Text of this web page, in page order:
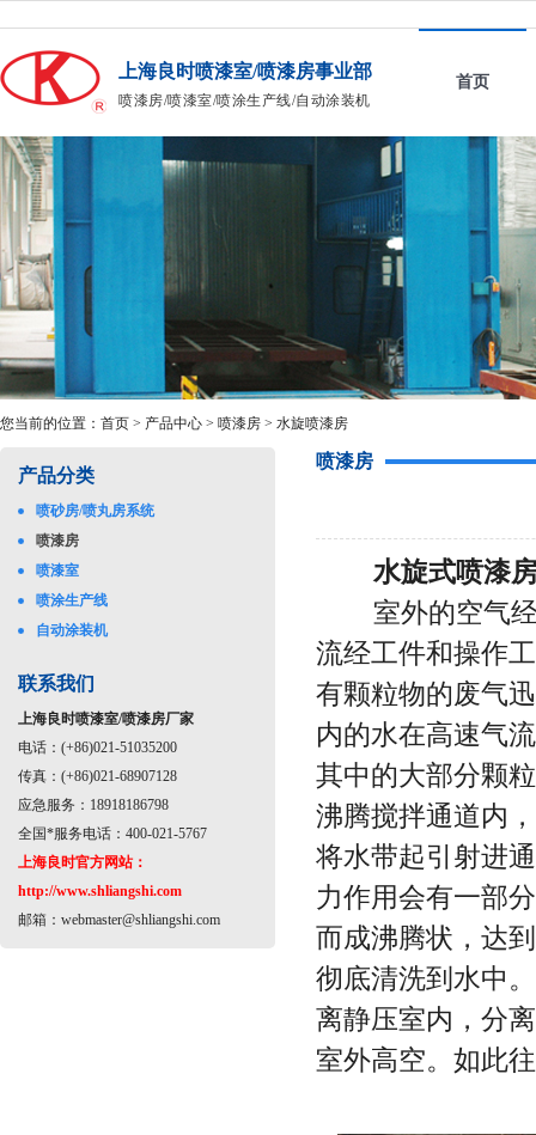
上海良时喷漆室/喷漆房事业部
喷漆房/喷漆室/喷涂生产线/自动涂装机
首页
您当前的位置： 首页 > 产品中心 > 喷漆房 > 水旋喷漆房
产品分类
喷砂房/喷丸房系统
喷漆房
喷漆室
喷涂生产线
自动涂装机
联系我们
上海良时喷漆室/喷漆房厂家
电话：(+86)021-51035200
传真：(+86)021-68907128
应急服务：18918186798
全国*服务电话：400-021-5767
上海良时官方网站：
http://www.shliangshi.com
邮箱： webmaster@shliangshi.com
喷漆房
水旋式喷漆
室外的空气经
流经工件和操作
有颗粒物的废气
内的水在高速气
其中的大部分颗
沸腾搅拌通道内
将水带起引射进
力作用会有一部
而成沸腾状，达
彻底清洗到水中
离静压室内，分
室外高空。如此